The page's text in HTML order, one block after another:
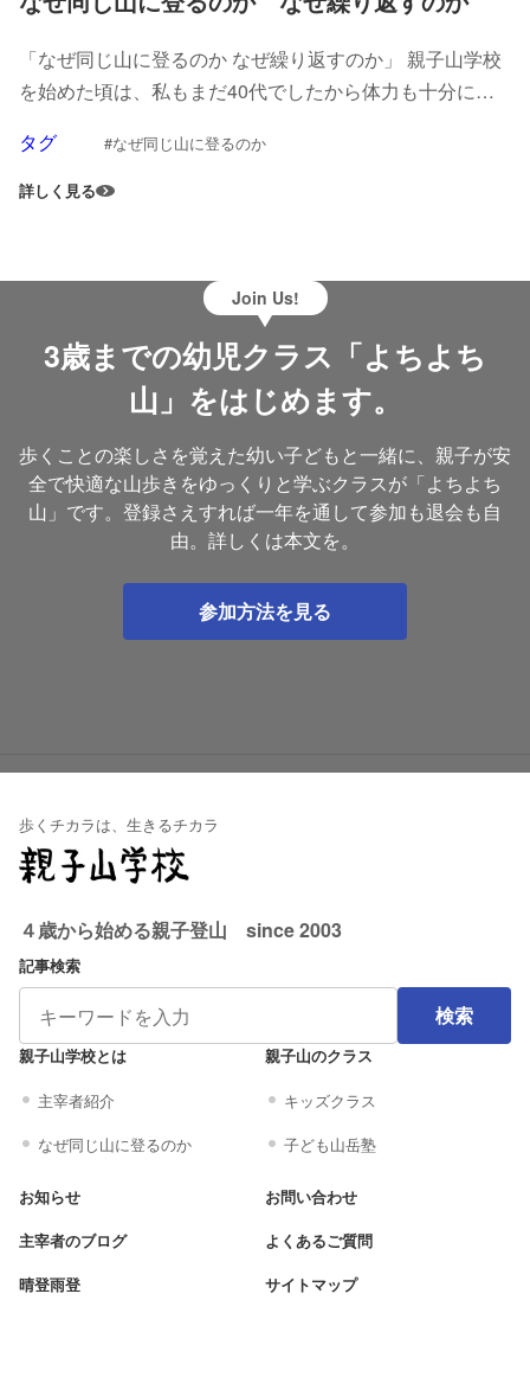
「なぜ同じ山に登るのか なぜ繰り返すのか」 親子山学校
を始めた頃は、私もまだ40代でしたから体力も十分にあ
した。 二人を連れてあちこちの山に登りました...
タグ #なぜ同じ山に登るのか
詳しく見る
Join Us!
3歳までの幼児クラス「よちよち
山」をはじめます。
歩くことの楽しさを覚えた幼い子どもと一緒に、親子が安
全で快適な山歩きをゆっくりと学ぶクラスが「よちよち
山」です。登録さえすれば一年を通して参加も退会も自
由。詳しくは本文を。
参加方法を見る
歩くチカラは、生きるチカラ
４歳から始める親子登山 since 2003
記事検索
検索
親子山学校とは
主宰者紹介
なぜ同じ山に登るのか
親子山のクラス
キッズクラス
子ども山岳塾
お知らせ
主宰者のブログ
晴登雨登
お問い合わせ
よくあるご質問
サイトマップ